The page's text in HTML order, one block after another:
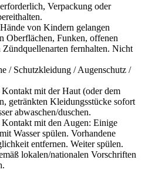
Verpackung oder
von Kindern gelangen
Oberflächen, Funken, offenen
Zündquellenarten fernhalten. Nicht
/ Schutzkleidung / Augenschutz /
mit der Haut (oder dem
getränkten Kleidungsstücke sofort
abwaschen/duschen.
mit den Augen: Einige
Wasser spülen. Vorhandene
entfernen. Weiter spülen.
lokalen/nationalen Vorschriften